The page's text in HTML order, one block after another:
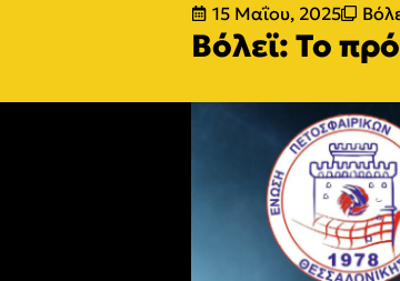
15 Μαΐου, 2025
Βόλεϊ: Το